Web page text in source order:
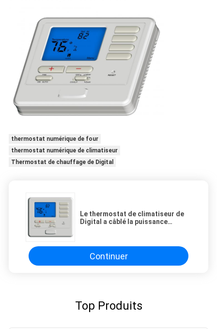
thermostat numérique de four
thermostat numérique de climatiseur
Thermostat de chauffage de Digital
Le thermostat de climatiseur de
Digital a câblé la puissance
des batteries
Continuer
Top Produits